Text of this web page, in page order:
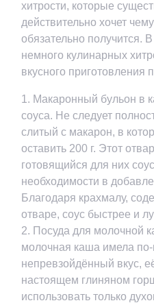
хитрости, которые
действительно хочет
обязательно получится.
немного кулинарных
вкусного приготовления
1. Макаронный бульон в
соуса. Не следует
слитый с макарон, в
оставить 200 г. Этот
готовящийся для них
необходимости в
Благодаря крахмалу,
отваре, соус быстрее и
2. Посуда для молочной
молочная каша имела
непревзойдённый вкус,
настоящем глиняном
использовать только